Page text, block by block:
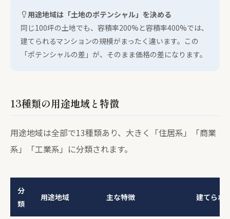
用途地域は「土地のポテンシャル」を決める
同じ100坪の土地でも、容積率200%と容積率400%では、
建てられるマンションの規模がまったく違います。この
「ポテンシャルの差」が、そのまま価格の差になります。
13種類の用途地域と特徴
用途地域は全部で13種類あり、大きく「住居系」「商業
系」「工業系」に分類されます。
分
類
用途地域 主な特徴 建てられ